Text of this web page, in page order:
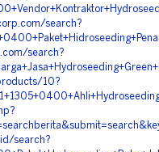
search?
search?
10?
search?